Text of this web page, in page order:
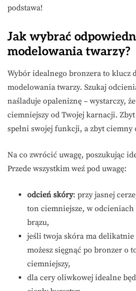
podstawa!
Jak wybrać
modelowania twarzy?
Wybór idealnego bronzera to klucz
modelowania twarzy. Szukaj
naśladuje opaleniznę – wystarczy,
ciemniejszy od Twojej karnacji.
spełni swojej funkcji, a zbyt ciemny
Na co zwrócić uwagę, poszukując
Przede wszystkim weź pod uwagę:
odcień skóry: przy jasnej
ton ciemniejsze, w odcieniach
brązu,
jeśli twoja skóra ma
możesz sięgnąć po bronzer o
ciemniejszy,
dla cery oliwkowej idealne